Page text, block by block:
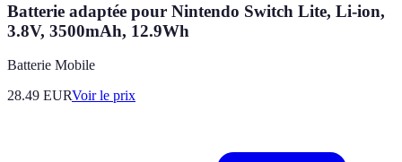
Batterie adaptée pour Nintendo Switch Lite, Li-ion,
3.8V, 3500mAh, 12.9Wh
Batterie Mobile
28.49 EURVoir le prix